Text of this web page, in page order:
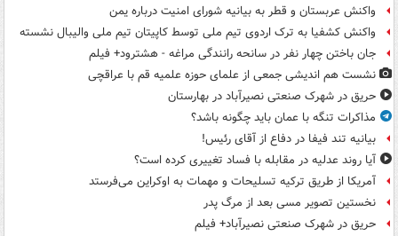
واکنش عربستان و قطر به بیانیه شورای امنیت درباره یمن
واکنش کشفیا به ترک اردوی تیم ملی توسط کاپیتان تیم ملی والیبال نشسته
جان باختن چهار نفر در سانحه رانندگی مراغه - هشترود+ فیلم
نشست هم اندیشی جمعی از علمای حوزه علمیه قم با عراقچی
حریق در شهرک صنعتی نصیرآباد در بهارستان
مذاکرات تنگه با عمان باید چگونه باشد؟
بیانیه تند فیفا در دفاع از آقای رئیس!
آیا روند عدلیه در مقابله با فساد تغییری کرده است؟
آمریکا از طریق ترکیه تسلیحات و مهمات به اوکراین می‌فرستد
نخستین تصویر مسی بعد از مرگ پدر
حریق در شهرک صنعتی نصیرآباد+ فیلم